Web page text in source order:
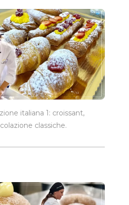
italiana 1: croissant,
classiche.